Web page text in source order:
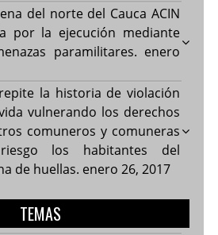
del norte del Cauca ACIN
por la ejecución mediante
paramilitares. enero
la historia de violación
vulnerando los derechos
comuneros y comuneras
los habitantes del
de huellas. enero 26, 2017
TEMAS